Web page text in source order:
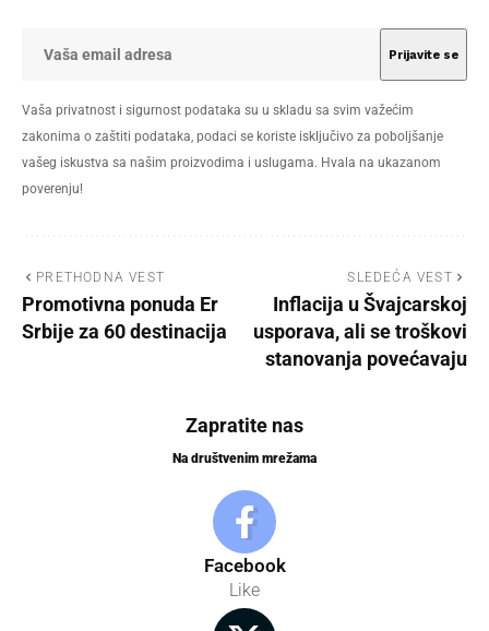
Vaša privatnost i sigurnost podataka su u skladu sa svim važećim
zakonima o zaštiti podataka, podaci se koriste isključivo za poboljšanje
vašeg iskustva sa našim proizvodima i uslugama. Hvala na ukazanom
poverenju!
PRETHODNA VEST
Promotivna ponuda Er
Srbije za 60 destinacija
SLEDEĆA VEST
Inflacija u Švajcarskoj
usporava, ali se troškovi
stanovanja povećavaju
Zapratite nas
Na društvenim mrežama
Facebook
Like